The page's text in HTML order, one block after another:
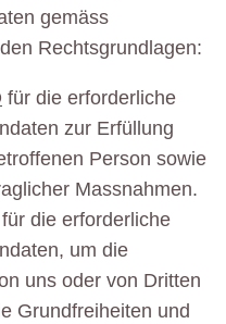
gemäss
Rechtsgrundlagen:
für die erforderliche
zur Erfüllung
Person sowie
Massnahmen.
die erforderliche
um die
uns oder von Dritten
Grundfreiheiten und